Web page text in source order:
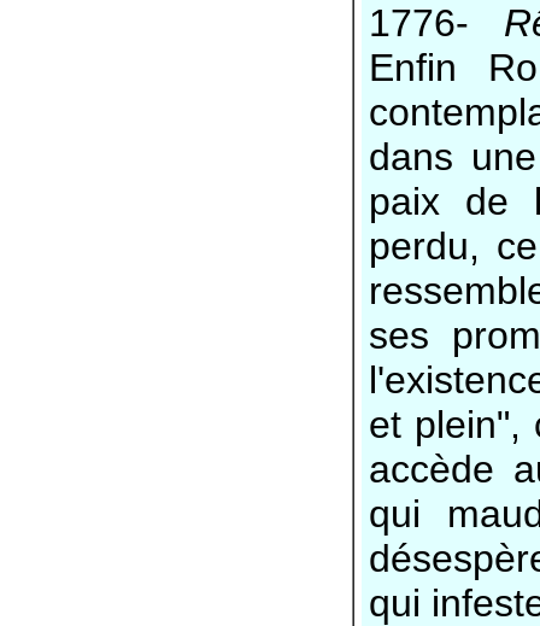
1776-
Enfin
dans
paix de
perdu,
ses
et plein",
accède
qui
qui